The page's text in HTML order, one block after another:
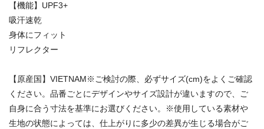
【機能】UPF3+
吸汗速乾
身体にフィット
リフレクター
【原産国】VIETNAM※ご検討の際、必ずサイズ(cm)をよくご確認
ください。品番ごとにデザインやサイズ設計が違いますので、ご
自身に合う寸法を基準にお選びください。※使用している素材や
生地の状態によっては、仕上がりに多少の差異が生じる場合がご